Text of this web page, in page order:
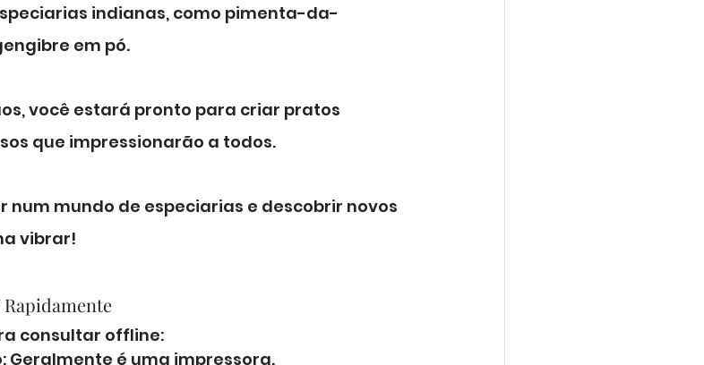
indianas, como pimenta-da-
em pó.
você estará pronto para criar pratos
que impressionarão a todos.
mundo de especiarias e descobrir novos
vibrar!
Rapidamente
consultar offline:
Geralmente é uma impressora.